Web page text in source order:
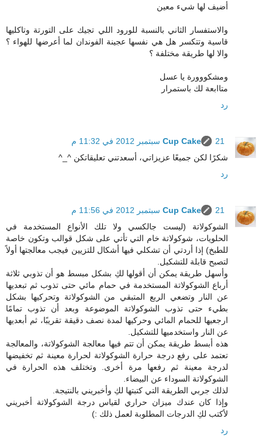
أضيف لها شيء معين
والاستفسار الثاني بالنسبة للورود اللي تجيك على التورتة وتاكليها
قاسية وتتكسر هل هي نفسها عجينة الفوندان لما أعرضها للهواء ؟
والا لها طريقة مختلفة ؟
ومشكووورة يا عسل
متاابعة لك باستمرار
رد
Cup Cake
21 سبتمبر 2012 في 11:32 م
شكرًا لكن جميعًا عزيزاتي، أسعدتني تعليقاتكن ^_^
رد
Cup Cake
21 سبتمبر 2012 في 11:56 م
الشوكولاتة (ليست جالكسي ولا تلك الأنواع المستخدمة في
الحلويات، شوكولاتة خام التي تأتي على شكل قوالب وتكون خاصة
للطبخ) إذا أردتي أن تشكلي فيها أشكال للتزيين فيجب معالجتها أولاً
لتصبح قابلة للتشكيل.
وأسهل طريقة يمكن أن أقولها لكِ بشكل مبسط هو أن تذوبي ثلاثة
أرباع الشوكولاتة المستخدمة في حمام مائي حتى تذوب ثم تبعديها
عن النار وتضعي الربع المتبقي من الشوكولاتة وتحركيها بشكل
بطيء حتى تذوب الشوكولاتة الموضوعة وبعد أن تذوب تمامًا
ارجعيها للحمام المائي وحركيها لمدة نصف دقيقة تقريبًا، ثم أبعديها
عن النار واستخدميها للتشكيل.
هذه أبسط طريقة يمكن أن تتم فيها معالجة الشوكولاتة، والمعالجة
تعتمد على رفع درجة حرارة الشوكولاتة لحرارة معينة ثم تخفيضها
لدرجة معينة ثم رفعها مرة أخرى. وتختلف هذه الحرارة في
الشوكولاتة السوداء عن البيضاء.
لذلك جربي الطريقة التي كتبتها لكِ وأخبريني بالنتيجة.
وإذا كان عندك ميزان حراري لقياس درجة الشوكولاتة أخبريني
لأكتب لكِ الدرجات المطلوبة لعمل ذلك :)
رد